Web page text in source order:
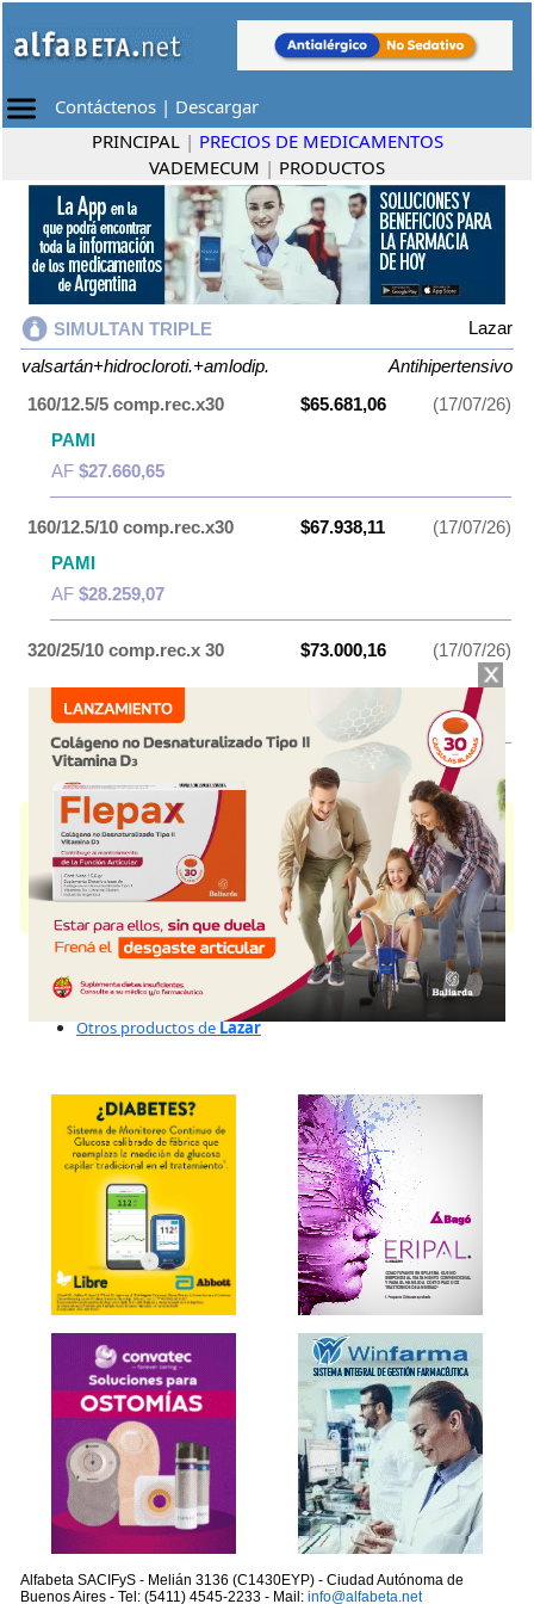
Contáctenos | Descargar
PRINCIPAL | PRECIOS DE MEDICAMENTOS
VADEMECUM | PRODUCTOS
SIMULTAN TRIPLE
Lazar
valsartán+hidrocloroti.+amlodip.
Antihipertensivo
160/12.5/5 comp.rec.x30
$65.681,06
(17/07/26)
PAMI
AF $27.660,65
160/12.5/10 comp.rec.x30 $67.938,11
(17/07/26)
PAMI
AF $28.259,07
320/25/10 comp.rec.x 30 $73.000,16
(17/07/26)
PAMI
AF$29.414,62
SIMULTAN TRIPLEcontiene valsartán+hidrocloroti.+amlodip.y se indica
comoAntihipertensivo . Es producido por Lazary cuenta con 3
presentaciones disponibles.
Algunas presentaciones cuentan con cobertura PAMI.
Explorar más
Otros productos con
valsartán+hidrocloroti.+amlodip.
Otros productos deLazar
Alfabeta SACIFyS - Melián 3136 (C1430EYP) - Ciudad Autónoma de
Buenos Aires - Tel: (5411) 4545-2233 - Mail: info@alfabeta.net